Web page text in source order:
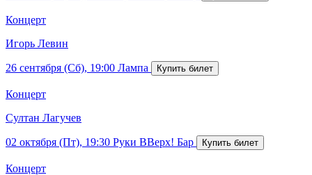
Концерт
Игорь Левин
26 сентября (Сб), 19:00 Лампа
Концерт
Султан Лагучев
02 октября (Пт), 19:30 Руки ВВерх! Бар
Концерт